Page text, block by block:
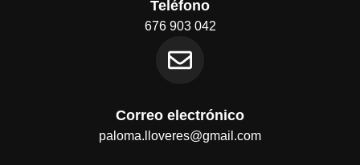
Teléfono
676 903 042
Correo electrónico
paloma.lloveres@gmail.com